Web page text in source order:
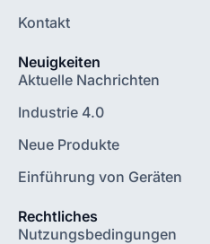
Kontakt
Neuigkeiten
Aktuelle Nachrichten
Industrie 4.0
Neue Produkte
Einführung von Geräten
Rechtliches
Nutzungsbedingungen